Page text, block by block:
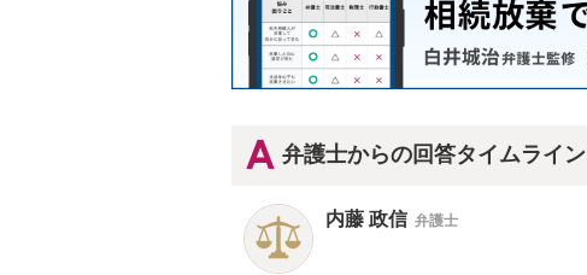
弁護士からの回答タイムライン
内藤 政信 弁護士